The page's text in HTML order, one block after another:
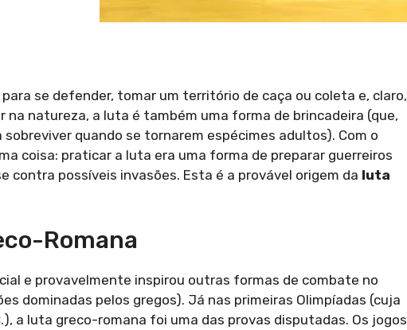
se defender, tomar um território de caça ou coleta e, claro,
na natureza, a luta é também uma forma de brincadeira (que,
quando se tornarem espécimes adultos). Com o
coisa: praticar a luta era uma forma de preparar guerreiros
contra possíveis invasões. Esta é a provável origem da luta
Romana
e provavelmente inspirou outras formas de combate no
dominadas pelos gregos). Já nas primeiras Olimpíadas (cuja
a luta greco-romana foi uma das provas disputadas. Os jogos